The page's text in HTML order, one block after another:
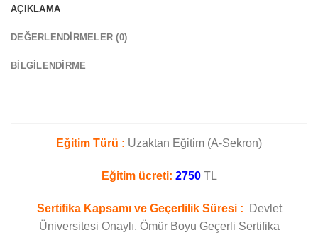
AÇIKLAMA
DEĞERLENDIRMELER (0)
BILGILENDIRME
Eğitim Türü : Uzaktan Eğitim (A-Sekron)
Eğitim ücreti: 2750TL
Sertifika Kapsamı ve Geçerlilik Süresi :
Devlet
Üniversitesi Onaylı, Ömür Boyu Geçerli Sertifika